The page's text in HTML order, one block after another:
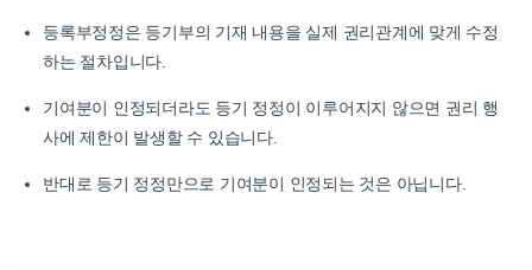
등록부정정은 등기부의 기재 내용을 실제 권리관계에 맞게 수정
하는 절차입니다.
기여분이 인정되더라도 등기 정정이 이루어지지 않으면 권리 행
사에 제한이 발생할 수 있습니다.
반대로 등기 정정만으로 기여분이 인정되는 것은 아닙니다.